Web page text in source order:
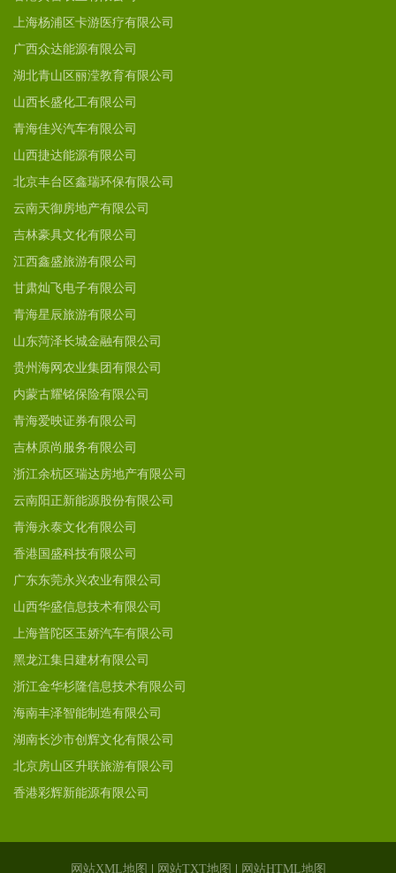
上海杨浦区卡游医疗有限公司
广西众达能源有限公司
湖北青山区丽滢教育有限公司
山西长盛化工有限公司
青海佳兴汽车有限公司
山西捷达能源有限公司
北京丰台区鑫瑞环保有限公司
云南天御房地产有限公司
吉林豪具文化有限公司
江西鑫盛旅游有限公司
甘肃灿飞电子有限公司
青海星辰旅游有限公司
山东菏泽长城金融有限公司
贵州海网农业集团有限公司
内蒙古耀铭保险有限公司
青海爱映证券有限公司
吉林原尚服务有限公司
浙江余杭区瑞达房地产有限公司
云南阳正新能源股份有限公司
青海永泰文化有限公司
香港国盛科技有限公司
广东东莞永兴农业有限公司
山西华盛信息技术有限公司
上海普陀区玉娇汽车有限公司
黑龙江集日建材有限公司
浙江金华杉隆信息技术有限公司
海南丰泽智能制造有限公司
湖南长沙市创辉文化有限公司
北京房山区升联旅游有限公司
香港彩辉新能源有限公司
网站XML地图 网站TXT地图 网站HTML地图